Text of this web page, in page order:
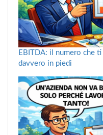
EBITDA: il numero che
davvero in piedi